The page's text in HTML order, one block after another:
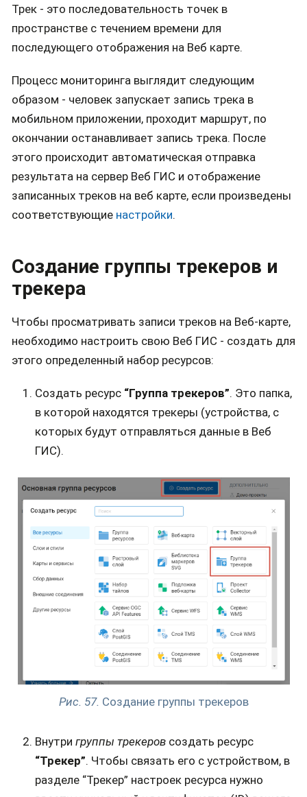
Трек - это последовательность точек в
пространстве с течением времени для
последующего отображения на Веб карте.
Процесс мониторинга выглядит следующим
образом - человек запускает запись трека в
мобильном приложении, проходит маршрут, по
окончании останавливает запись трека. После
этого происходит автоматическая отправка
результата на сервер Веб ГИС и отображение
записанных треков на веб карте, если произведены
соответствующие настройки.
Создание группы трекеров и
трекера
Чтобы просматривать записи треков на Веб-карте,
необходимо настроить свою Веб ГИС - создать для
этого определенный набор ресурсов:
Создать ресурс “Группа трекеров”. Это папка,
в которой находятся трекеры (устройства, с
которых будут отправляться данные в Веб
ГИС).
Рис. 57. Создание группы трекеров
Внутри группы трекеров создать ресурс
“Трекер”. Чтобы связать его с устройством, в
разделе “Трекер” настроек ресурса нужно